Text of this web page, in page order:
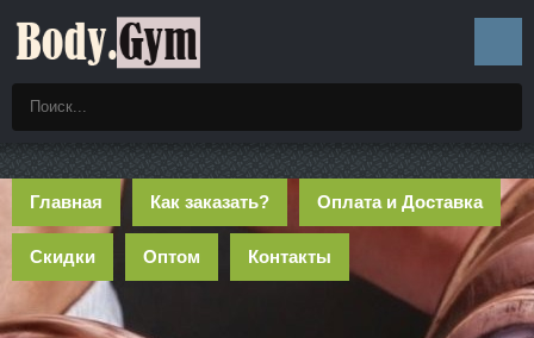
Главная Как заказать? Оплата и Доставка
Скидки Оптом Контакты